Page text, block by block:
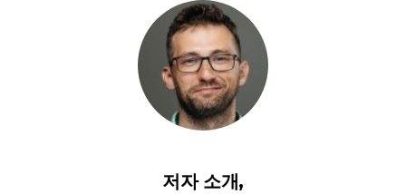
저자 소개,